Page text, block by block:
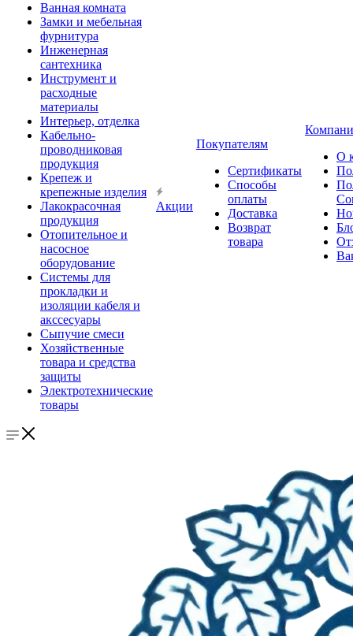
Ванная комната
Замки и мебельная
фурнитура
Инженерная
сантехника
Инструмент и
расходные
материалы
Интерьер, отделка
Кабельно-
проводниковая
продукция
Крепеж и
крепежные изделия
Лакокрасочная
продукция
Отопительное и
насосное
оборудование
Системы для
прокладки и
изоляции кабеля и
акссесуары
Сыпучие смеси
Хозяйственные
товара и средства
защиты
Электротехнические
товары
Акции
Покупателям
Сертификаты
Способы
оплаты
Доставка
Возврат
товара
О